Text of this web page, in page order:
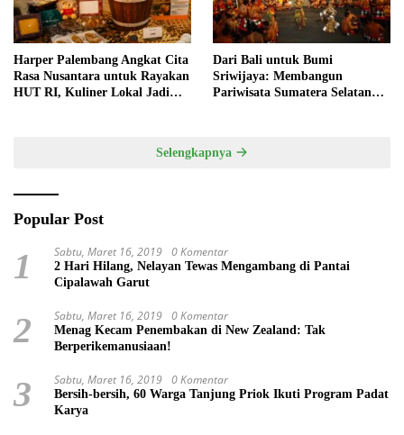
Harper Palembang Angkat Cita
Rasa Nusantara untuk Rayakan
HUT RI, Kuliner Lokal Jadi
Dari Bali untuk Bumi
Sriwijaya: Membangun
Pariwisata Sumatera Selatan
Selengkapnya
Popular Post
1 Sabtu, Maret 16, 2019 0 Komentar
2 Hari Hilang, Nelayan Tewas Mengambang di Pantai
Cipalawah Garut
2 Sabtu, Maret 16, 2019 0 Komentar
Menag Kecam Penembakan di New Zealand: Tak
Berperikemanusiaan!
3 Sabtu, Maret 16, 2019 0 Komentar
Bersih-bersih, 60 Warga Tanjung Priok Ikuti Program Padat
Karya